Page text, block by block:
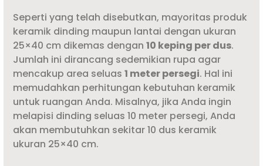
Seperti yang telah disebutkan, mayoritas produk
keramik dinding maupun lantai dengan ukuran
25×40 cm dikemas dengan 10 keping per dus.
Jumlah ini dirancang sedemikian rupa agar
mencakup area seluas 1 meter persegi. Hal ini
memudahkan perhitungan kebutuhan keramik
untuk ruangan Anda. Misalnya, jika Anda ingin
melapisi dinding seluas 10 meter persegi, Anda
akan membutuhkan sekitar 10 dus keramik
ukuran 25×40 cm.